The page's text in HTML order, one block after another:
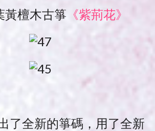
黃檀木古箏 《紫荊花》
了全新的箏碼，用了全新